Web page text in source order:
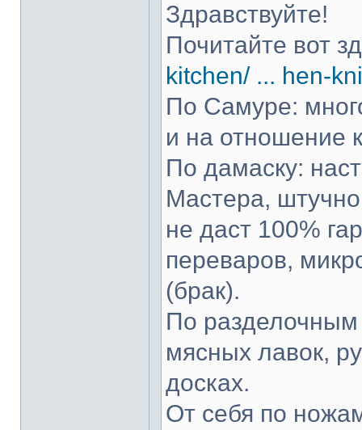
Здравствуйте!
Почитайте вот
kitchen/ ... hen-
По Самуре:
и на отношение
По дамаску:
Мастера,
не даст 100%
переваров,
(брак).
По разделочным
мясных лавок,
досках.
От себя по